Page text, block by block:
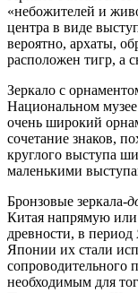
«небожителей и
центра в виде
вероятно, архаты,
расположен тигр, а
Зеркало с
Национальном
очень широкий
сочетание знаков,
круглого выступа
маленькими
Бронзовые зеркала-
Китая напрямую или
древности, в
Японии их стали
сопроводительного
необходимым для